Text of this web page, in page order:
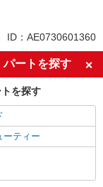
卒歓迎
）活躍中
）活躍中
与あり
ID：AE0730601360
パートを探す
を探す
ーティー